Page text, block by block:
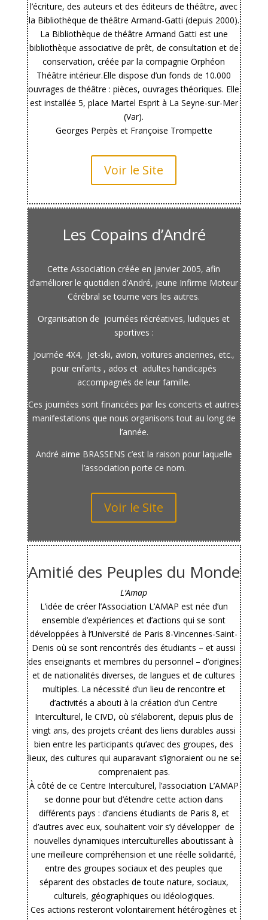
l’écriture, des auteurs et des éditeurs de théâtre, avec
la Bibliothèque de théâtre Armand-Gatti (depuis 2000).
La Bibliothèque de théâtre Armand Gatti est une
bibliothèque associative de prêt, de consultation et de
conservation, créée par la compagnie Orphéon
Théâtre intérieur.Elle dispose d’un fonds de 10.000
ouvrages de théâtre : pièces, ouvrages théoriques. Elle
est installée 5, place Martel Esprit à La Seyne-sur-Mer
(Var).
Georges Perpès et Françoise Trompette
Voir le Site
Les Copains d’André
Cette Association créée en janvier 2005, afin
d’améliorer le quotidien d’André, jeune Infirme Moteur
Cérébral se tourne vers les autres.
Organisation de journées récréatives, ludiques et
sportives :
Journée 4X4, Jet-ski, avion, voitures anciennes, etc.,
pour enfants , ados et adultes handicapés
accompagnés de leur famille.
Ces journées sont financées par les concerts et autres
manifestations que nous organisons tout au long de
l’année.
André aime BRASSENS c’est la raison pour laquelle
l’association porte ce nom.
Voir le Site
Amitié des Peuples du Monde
L’Amap
L’idée de créer l’Association L’AMAP est née d’un
ensemble d’expériences et d’actions qui se sont
développées à l’Université de Paris 8-Vincennes-Saint-
Denis où se sont rencontrés des étudiants – et aussi
des enseignants et membres du personnel – d’origines
et de nationalités diverses, de langues et de cultures
multiples. La nécessité d’un lieu de rencontre et
d’activités a abouti à la création d’un Centre
Interculturel, le CIVD, où s’élaborent, depuis plus de
vingt ans, des projets créant des liens durables aussi
bien entre les participants qu’avec des groupes, des
lieux, des cultures qui auparavant s’ignoraient ou ne se
comprenaient pas.
À côté de ce Centre Interculturel, l’association L’AMAP
se donne pour but d’étendre cette action dans
différents pays : d’anciens étudiants de Paris 8, et
d’autres avec eux, souhaitent voir s’y développer de
nouvelles dynamiques interculturelles aboutissant à
une meilleure compréhension et une réelle solidarité,
entre des groupes sociaux et des peuples que
séparent des obstacles de toute nature, sociaux,
culturels, géographiques ou idéologiques.
Ces actions resteront volontairement hétérogènes et